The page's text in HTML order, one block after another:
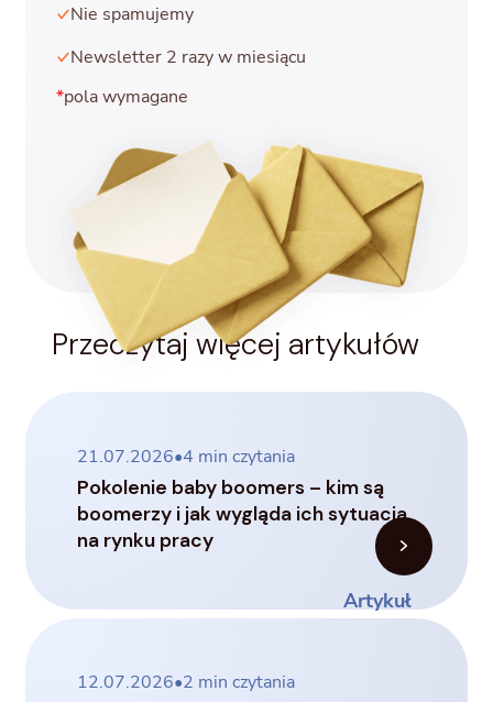
Nie spamujemy
Newsletter 2 razy w miesiącu
*pola wymagane
Przeczytaj więcej artykułów
21.07.2026•4 min czytania
Pokolenie baby boomers – kim są
boomerzy i jak wygląda ich sytuacja
na rynku pracy
Artykuł
12.07.2026•2 min czytania